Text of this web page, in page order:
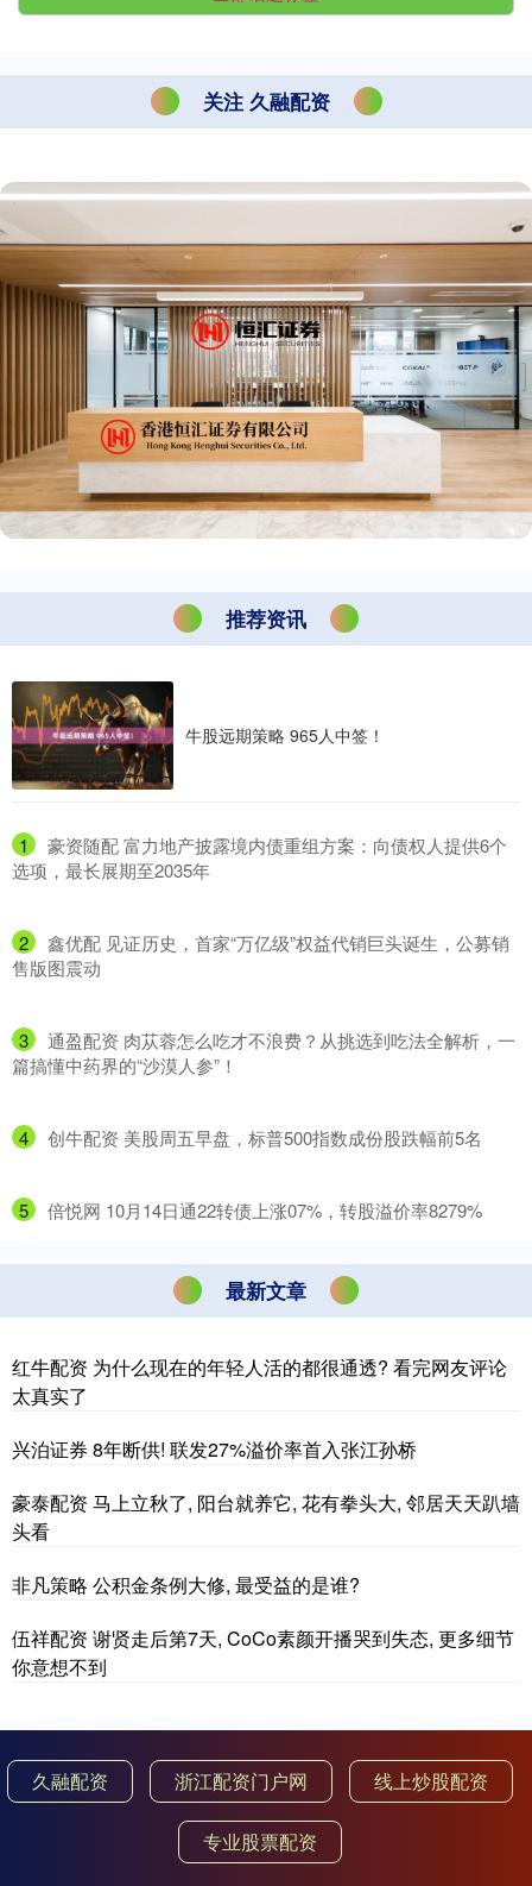
关注 久融配资
推荐资讯
牛股远期策略 965人中签！
1
​豪资随配 富力地产披露境内债重组方案：向债权人提供6个
选项，最长展期至2035年
2
​鑫优配 见证历史，首家“万亿级”权益代销巨头诞生，公募销
售版图震动
3
​通盈配资 肉苁蓉怎么吃才不浪费？从挑选到吃法全解析，一
篇搞懂中药界的“沙漠人参”！
4 ​创牛配资 美股周五早盘，标普500指数成份股跌幅前5名
5 ​倍悦网 10月14日通22转债上涨07%，转股溢价率8279%
最新文章
红牛配资 为什么现在的年轻人活的都很通透? 看完网友评论
太真实了
兴泊证券 8年断供! 联发27%溢价率首入张江孙桥
豪泰配资 马上立秋了, 阳台就养它, 花有拳头大, 邻居天天趴墙
头看
非凡策略 公积金条例大修, 最受益的是谁?
伍祥配资 谢贤走后第7天, CoCo素颜开播哭到失态, 更多细节
你意想不到
久融配资 浙江配资门户网 线上炒股配资
专业股票配资